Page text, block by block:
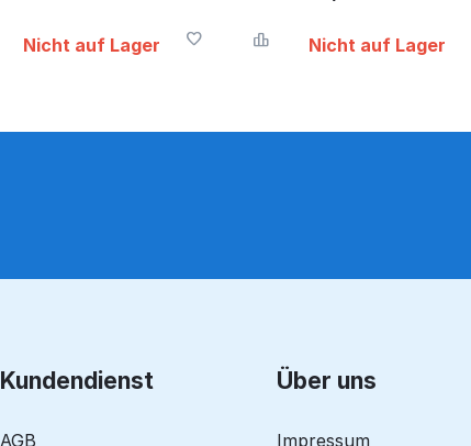
Nicht auf Lager Nicht auf Lager
Kundendienst
AGB
Über uns
Impressum